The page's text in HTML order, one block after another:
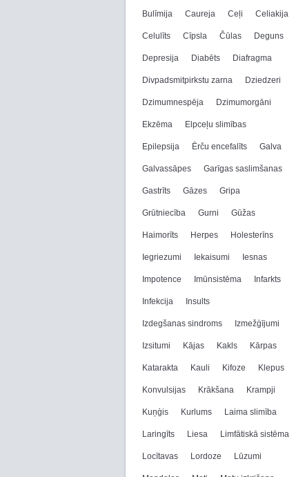
Bulīmija Caureja Ceļi Celiakija
Celulīts Cīpsla Čūlas Deguns
Depresija Diabēts Diafragma
Divpadsmitpirkstu zarna Dziedzeri
Dzimumnespēja Dzimumorgāni
Ekzēma Elpceļu slimības
Epilepsija Ērču encefalīts Galva
Galvassāpes Garīgas saslimšanas
Gastrīts Gāzes Gripa
Grūtniecība Gurni Gūžas
Haimorīts Herpes Holesterīns
Iegriezumi Iekaisumi Iesnas
Impotence Imūnsistēma Infarkts
Infekcija Insults
Izdegšanas sindroms Izmežģījumi
Izsitumi Kājas Kakls Kārpas
Katarakta Kauli Kifoze Klepus
Konvulsijas Krākšana Krampji
Kuņģis Kurlums Laima slimība
Laringīts Liesa Limfātiskā sistēma
Locītavas Lordoze Lūzumi